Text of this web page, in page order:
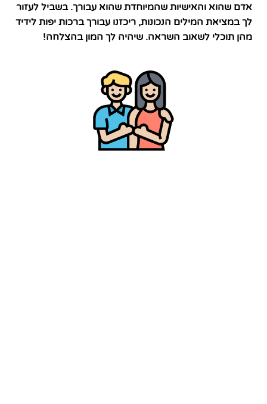
אדם שהוא והאישיות שהמיוחדת שהוא עבורך. בשביל לעזור
לך במציאת המילים הנכונות, ריכזנו עבורך ברכות יפות לידיד
מהן תוכלי לשאוב השראה. שיהיה לך המון בהצלחה!